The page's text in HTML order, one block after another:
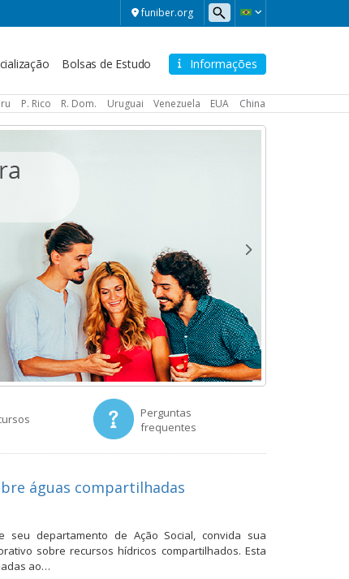
funiber.org
Informações
Bolsas de Estudo
P. Rico R. Dom. Uruguai Venezuela EUA China
Perguntas
frequentes
águas compartilhadas
seu departamento de Ação Social, convida sua
sobre recursos hídricos compartilhados. Esta
ao…